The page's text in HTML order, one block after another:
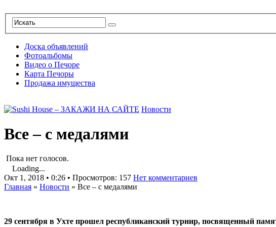
Доска объявлений
Фотоальбомы
Видео о Печоре
Карта Печоры
Продажа имущества
Новости
Все – с медалями
Пока нет голосов.
Loading...
Окт 1, 2018 • 0:26 • Просмотров: 157 Нет комментариев
Главная » Новости » Все – с медалями
29 сентября в Ухте прошел республиканский турнир, посвященный